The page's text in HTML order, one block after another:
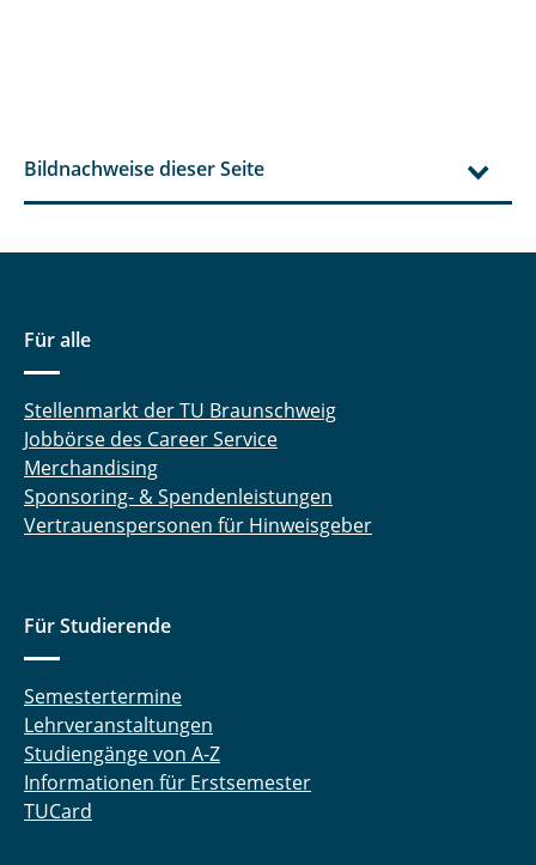
Bildnachweise dieser Seite
Für alle
Stellenmarkt der TU Braunschweig
Jobbörse des Career Service
Merchandising
Sponsoring- & Spendenleistungen
Vertrauenspersonen für Hinweisgeber
Für Studierende
Semestertermine
Lehrveranstaltungen
Studiengänge von A-Z
Informationen für Erstsemester
TUCard